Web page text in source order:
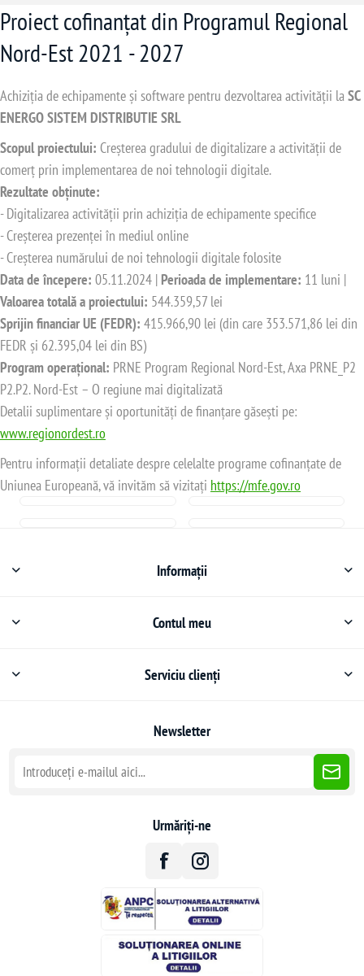
Proiect cofinanțat din Programul Regional
Nord-Est 2021 - 2027
Achiziția de echipamente și software pentru dezvoltarea activității laSC
ENERGO SISTEM DISTRIBUTIE SRL
Scopul proiectului: Creșterea gradului de digitalizare a activității de
comerț prin implementarea de noi tehnologii digitale.
Rezultate obținute:
- Digitalizarea activității prin achiziția de echipamente specifice
- Creșterea prezenței în mediul online
- Creșterea numărului de noi tehnologii digitale folosite
Data de începere: 05.11.2024 | Perioada de implementare: 11 luni |
Valoarea totală a proiectului: 544.359,57 lei
Sprijin financiar UE (FEDR): 415.966,90 lei (din care 353.571,86 lei din
FEDR și 62.395,04 lei din BS)
Program operațional: PRNE Program Regional Nord-Est, Axa PRNE_P2
P2.P2. Nord-Est – O regiune mai digitalizată
Detalii suplimentare și oportunități de finanțare găsești pe:
www.regionordest.ro
Pentru informații detaliate despre celelalte programe cofinanțate de
Uniunea Europeană, vă invităm să vizitați https://mfe.gov.ro
Informații
Contul meu
Serviciu clienți
Newsletter
Urmăriți-ne